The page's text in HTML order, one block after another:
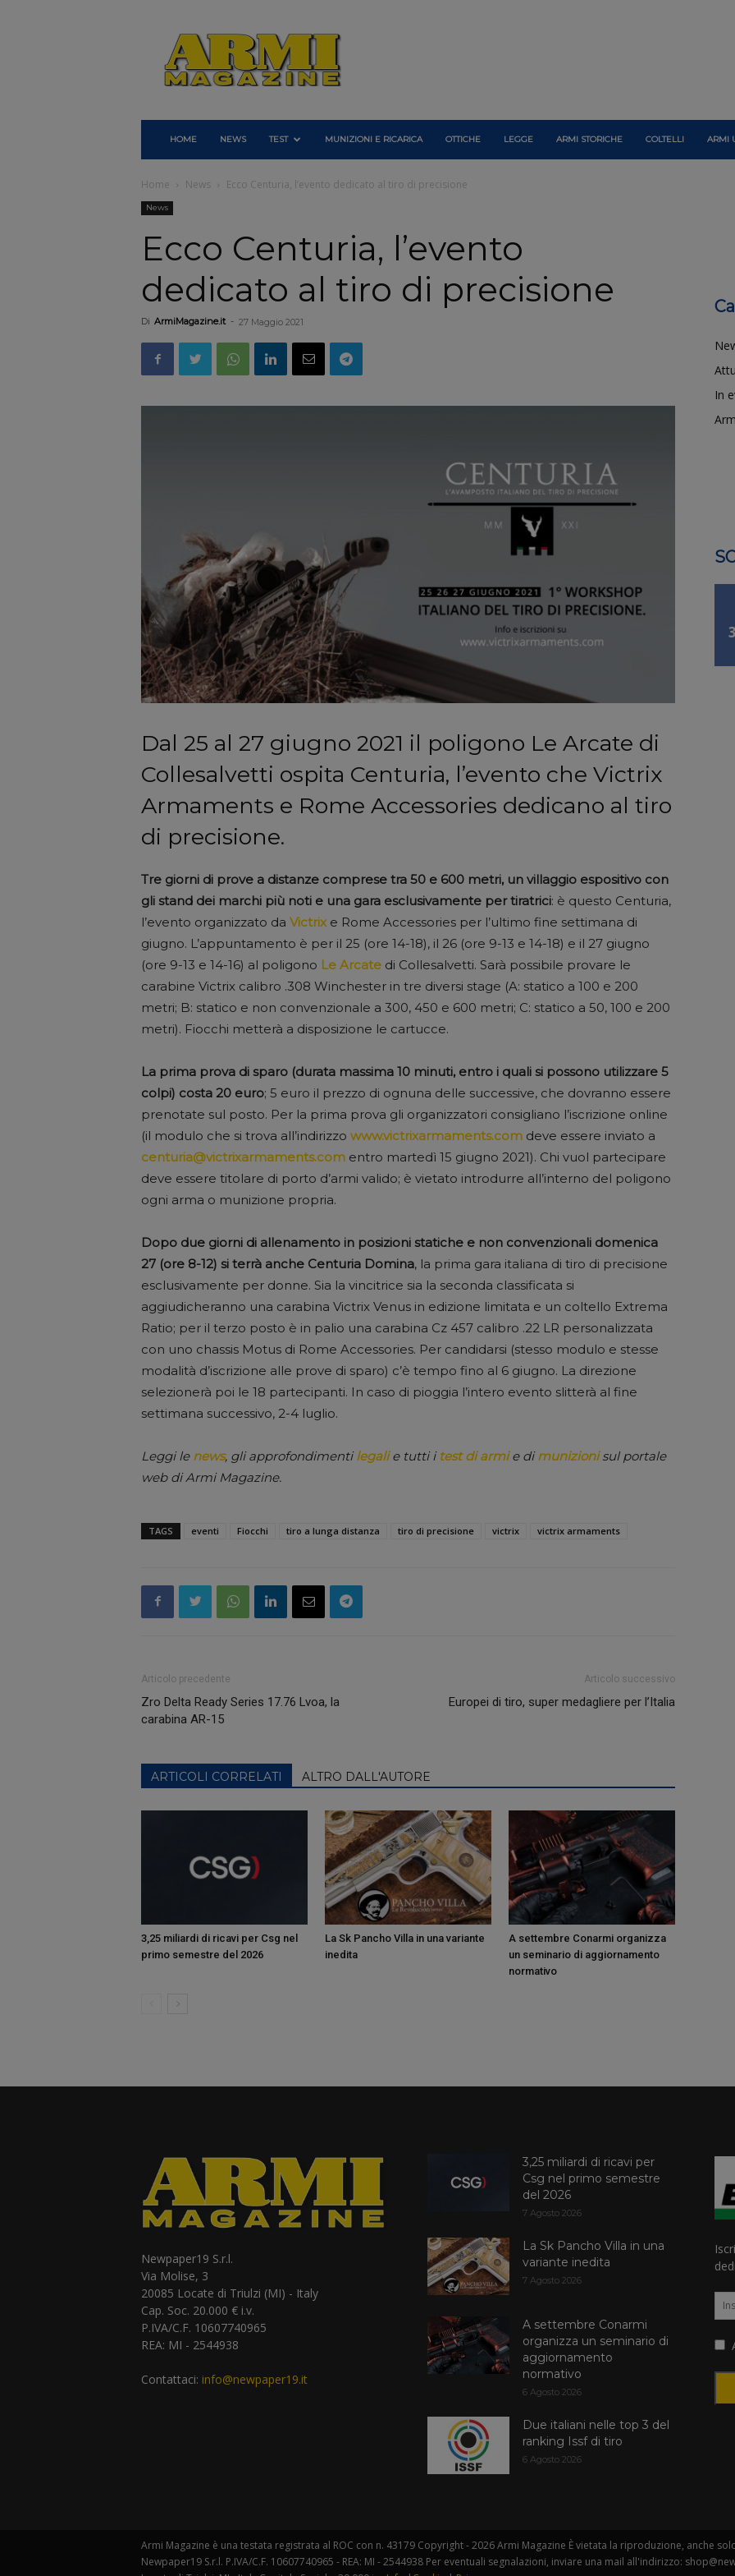
Armi
Magazine
HOME NEWS TEST MUNIZIONI E RICARICA OTTICHE LEGGE ARMI STORICHE COLTELLI ARMI
Home News Ecco Centuria, l’evento dedicato al tiro di precisione
News
Ecco Centuria, l’evento
dedicato al tiro di precisione
Di ArmiMagazine.it - 27 Maggio 2021
Dal 25 al 27 giugno 2021 il poligono Le Arcate di
Collesalvetti ospita Centuria, l’evento che Victrix
Armaments e Rome Accessories dedicano al tiro
di precisione.
Tre giorni di prove a distanze comprese tra 50 e 600 metri, un villaggio espositivo con
gli stand dei marchi più noti e una gara esclusivamente per tiratrici: è questo Centuria,
l’evento organizzato da Victrix e Rome Accessories per l’ultimo fine settimana di
giugno. L’appuntamento è per il 25 (ore 14-18), il 26 (ore 9-13 e 14-18) e il 27 giugno
(ore 9-13 e 14-16) al poligono Le Arcate di Collesalvetti. Sarà possibile provare le
carabine Victrix calibro .308 Winchester in tre diversi stage (A: statico a 100 e 200
metri; B: statico e non convenzionale a 300, 450 e 600 metri; C: statico a 50, 100 e 200
metri). Fiocchi metterà a disposizione le cartucce.
La prima prova di sparo (durata massima 10 minuti, entro i quali si possono utilizzare 5
colpi) costa 20 euro; 5 euro il prezzo di ognuna delle successive, che dovranno essere
prenotate sul posto. Per la prima prova gli organizzatori consigliano l’iscrizione online
(il modulo che si trova all’indirizzo www.victrixarmaments.com deve essere inviato a
centuria@victrixarmaments.com entro martedì 15 giugno 2021). Chi vuol partecipare
deve essere titolare di porto d’armi valido; è vietato introdurre all’interno del poligono
ogni arma o munizione propria.
Dopo due giorni di allenamento in posizioni statiche e non convenzionali domenica
27 (ore 8-12) si terrà anche Centuria Domina, la prima gara italiana di tiro di precisione
esclusivamente per donne. Sia la vincitrice sia la seconda classificata si
aggiudicheranno una carabina Victrix Venus in edizione limitata e un coltello Extrema
Ratio; per il terzo posto è in palio una carabina Cz 457 calibro .22 LR personalizzata
con uno chassis Motus di Rome Accessories. Per candidarsi (stesso modulo e stesse
modalità d’iscrizione alle prove di sparo) c’è tempo fino al 6 giugno. La direzione
selezionerà poi le 18 partecipanti. In caso di pioggia l’intero evento slitterà al fine
settimana successivo, 2-4 luglio.
Leggi le news, gli approfondimentilegalie tutti i test di armie dimunizionisul portale
web di Armi Magazine.
TAGS eventi Fiocchi tiro a lunga distanza tiro di precisione victrix victrix armaments
Articolo precedente
Zro Delta Ready Series 17.76 Lvoa, la
carabina AR-15
Articolo successivo
Europei di tiro, super medagliere per l’Italia
ARTICOLI CORRELATI ALTRO DALL'AUTORE
3,25 miliardi di ricavi per Csg nel
primo semestre del 2026
La Sk Pancho Villa in una variante
inedita
A settembre Conarmi organizza
un seminario di aggiornamento
normativo
In
Newpaper19 S.r.l.
Via Molise, 3
20085 Locate di Triulzi (MI) - Italy
Cap. Soc. 20.000 € i.v.
P.IVA/C.F. 10607740965
REA: MI - 2544938
Contattaci: info@newpaper19.it
3,25 miliardi di ricavi per
Csg nel primo semestre
del 2026
7 Agosto 2026
La Sk Pancho Villa in una
variante inedita
7 Agosto 2026
A settembre Conarmi
organizza un seminario di
aggiornamento
normativo
6 Agosto 2026
Due italiani nelle top 3 del
ranking Issf di tiro
6 Agosto 2026
Armi Magazine è una testata registrata al ROC con n. 43179 Copyright - 2026 Armi Magazine È vietata la riproduzione, anche
Newpaper19 S.r.l. P.IVA/C.F. 10607740965 - REA: MI - 2544938 Per eventuali segnalazioni, inviare una mail all'indirizzo: